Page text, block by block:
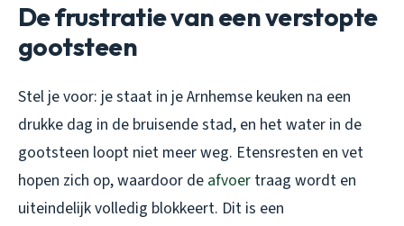
De frustratie van een verstopte
gootsteen
Stel je voor: je staat in je Arnhemse keuken na een
drukke dag in de bruisende stad, en het water in de
gootsteen loopt niet meer weg. Etensresten en vet
hopen zich op, waardoor de afvoer traag wordt en
uiteindelijk volledig blokkeert. Dit is een